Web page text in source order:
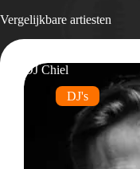
Vergelijkbare artiesten
DJ Chiel
DJ's